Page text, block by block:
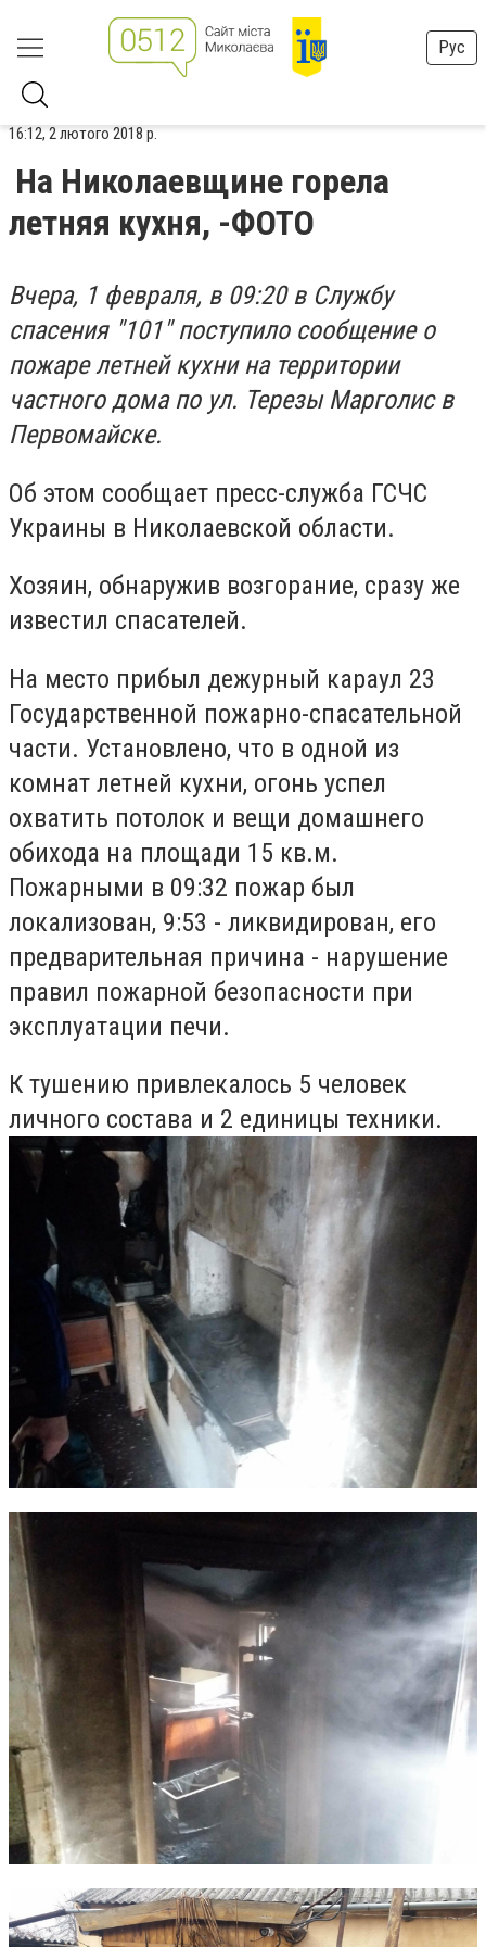
Рус
16:12, 2 лютого 2018 р.
На Николаевщине горела
летняя кухня, -ФОТО
Вчера, 1 февраля, в 09:20 в Службу
спасения "101" поступило сообщение о
пожаре летней кухни на территории
частного дома по ул. Терезы Марголис в
Первомайске.
Об этом сообщает пресс-служба ГСЧС
Украины в Николаевской области.
Хозяин, обнаружив возгорание, сразу же
известил спасателей.
На место прибыл дежурный караул 23
Государственной пожарно-спасательной
части. Установлено, что в одной из
комнат летней кухни, огонь успел
охватить потолок и вещи домашнего
обихода на площади 15 кв.м.
Пожарными в 09:32 пожар был
локализован, 9:53 - ликвидирован, его
предварительная причина - нарушение
правил пожарной безопасности при
эксплуатации печи.
К тушению привлекалось 5 человек
личного состава и 2 единицы техники.